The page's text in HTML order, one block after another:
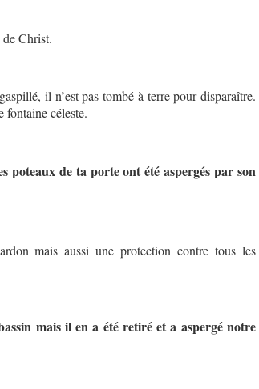
Christ.
il n’est pas tombé à terre pour disparaître.
fontaine céleste.
poteaux de ta porte ont été aspergés par son
mais aussi une protection contre tous les
mais il en a été retiré et a aspergé notre